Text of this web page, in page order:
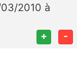
2010 à
+ -